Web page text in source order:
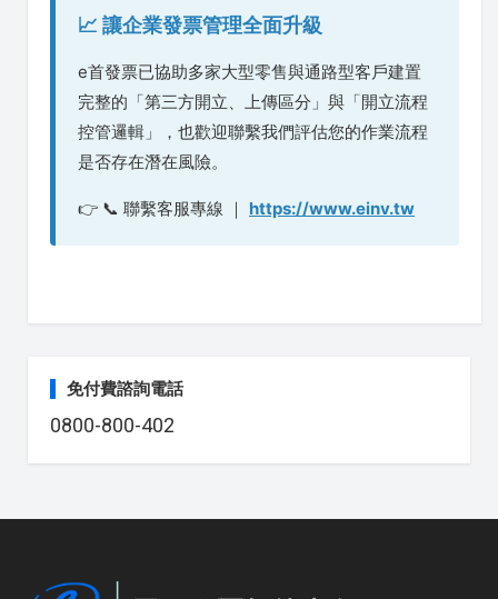
📈 讓企業發票管理全面升級
e首發票已協助多家大型零售與通路型客戶建置
完整的「第三方開立、上傳區分」與「開立流程
控管邏輯」，也歡迎聯繫我們評估您的作業流程
是否存在潛在風險。
👉 📞 聯繫客服專線 ｜ https://www.einv.tw
免付費諮詢電話
0800-800-402